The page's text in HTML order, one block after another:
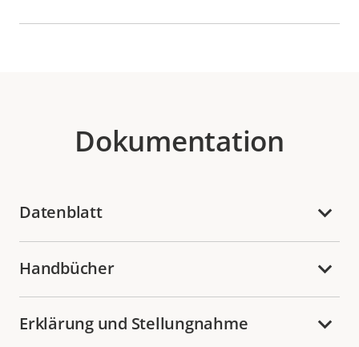
Dokumentation
Datenblatt
Handbücher
Erklärung und Stellungnahme